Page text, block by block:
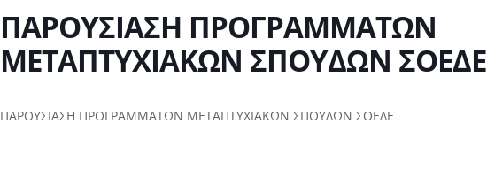
ΠΑΡΟΥΣΙΑΣΗ ΠΡΟΓΡΑΜΜΑΤΩΝ
ΜΕΤΑΠΤΥΧΙΑΚΩΝ ΣΠΟΥΔΩΝ ΣΟΕΔΕ
ΠΑΡΟΥΣΙΑΣΗ ΠΡΟΓΡΑΜΜΑΤΩΝ ΜΕΤΑΠΤΥΧΙΑΚΩΝ ΣΠΟΥΔΩΝ ΣΟΕΔΕ